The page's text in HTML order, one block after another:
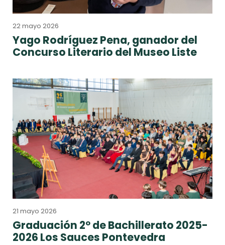
22 mayo 2026
Yago Rodríguez Pena, ganador del
Concurso Literario del Museo Liste
21 mayo 2026
Graduación 2º de Bachillerato 2025-
2026 Los Sauces Pontevedra